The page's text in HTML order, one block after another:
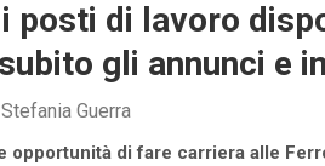
posti di lavoro
gli annunci e
Stefania Guerra
opportunità di fare carriera alle